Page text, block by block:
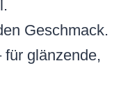
Geschmack.
glänzende,